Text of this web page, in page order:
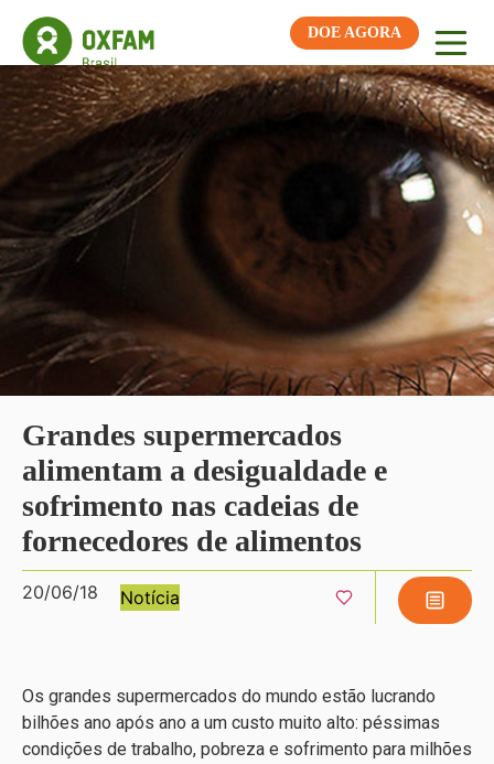
DOE AGORA
Grandes supermercados
alimentam a desigualdade e
sofrimento nas cadeias de
fornecedores de alimentos
20/06/18 Notícia
Os grandes supermercados do mundo estão lucrando
bilhões ano após ano a um custo muito alto: péssimas
condições de trabalho, pobreza e sofrimento para milhões